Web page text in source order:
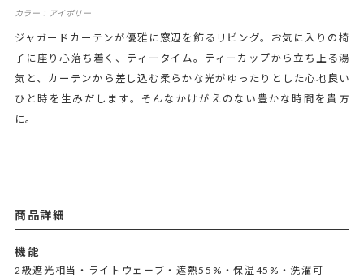
カラー：アイボリー
ジャガードカーテンが優雅に窓辺を飾るリビング。お気に入りの椅
子に座り心落ち着く、ティータイム。ティーカップから立ち上る湯
気と、カーテンから差し込む柔らかな光がゆったりとした心地良い
ひと時を生みだします。そんなかけがえのない豊かな時間を貴方
に。
商品詳細
機能
2級遮光相当・ライトウェーブ・遮熱55%・保温45%・洗濯可